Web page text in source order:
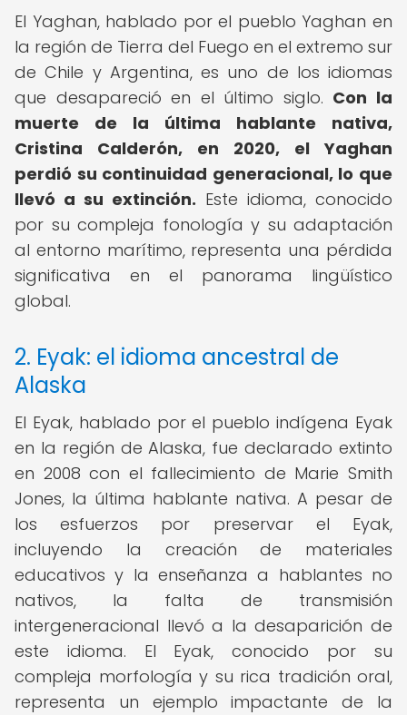
El Yaghan, hablado por el pueblo Yaghan en
la región de Tierra del Fuego en el extremo sur
de Chile y Argentina, es uno de los idiomas
que desapareció en el último siglo. Con la
muerte de la última hablante nativa,
Cristina Calderón, en 2020, el Yaghan
perdió su continuidad generacional, lo que
llevó a su extinción. Este idioma, conocido
por su compleja fonología y su adaptación
al entorno marítimo, representa una pérdida
significativa en el panorama lingüístico
global.
2. Eyak: el idioma ancestral de
Alaska
El Eyak, hablado por el pueblo indígena Eyak
en la región de Alaska, fue declarado extinto
en 2008 con el fallecimiento de Marie Smith
Jones, la última hablante nativa. A pesar de
los esfuerzos por preservar el Eyak,
incluyendo la creación de materiales
educativos y la enseñanza a hablantes no
nativos, la falta de transmisión
intergeneracional llevó a la desaparición de
este idioma. El Eyak, conocido por su
compleja morfología y su rica tradición oral,
representa un ejemplo impactante de la